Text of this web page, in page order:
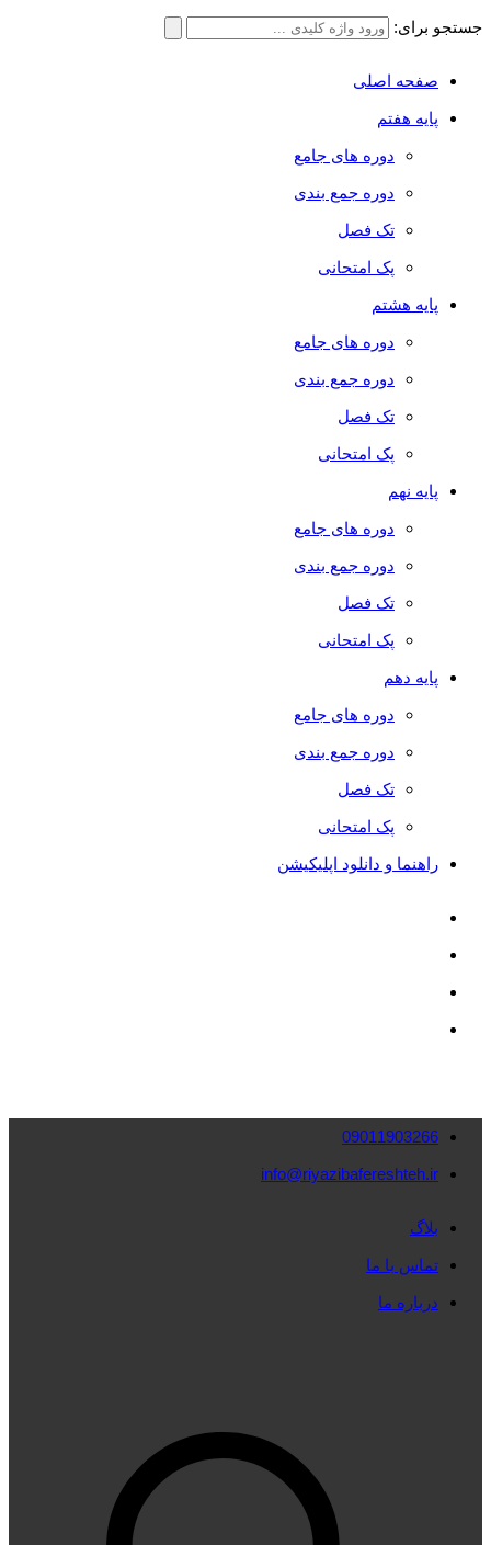
جستجو برای:
صفحه اصلی
پایه هفتم
دوره های جامع
دوره جمع بندی
تک فصل
پک امتحانی
پایه هشتم
دوره های جامع
دوره جمع بندی
تک فصل
پک امتحانی
پایه نهم
دوره های جامع
دوره جمع بندی
تک فصل
پک امتحانی
پایه دهم
دوره های جامع
دوره جمع بندی
تک فصل
پک امتحانی
راهنما و دانلود اپلیکیشن
09011903266
info@riyazibafereshteh.ir
بلاگ
تماس با ما
درباره ما